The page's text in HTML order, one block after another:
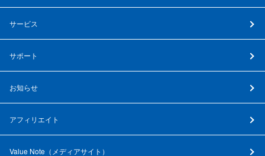
サービス
サポート
お知らせ
アフィリエイト
Value Note（ メディアサイト ）